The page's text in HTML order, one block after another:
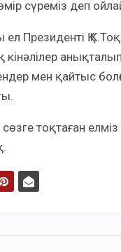
сүреміз деп
Президенті
кінәлілер
мен қайтыс
тоқтаған